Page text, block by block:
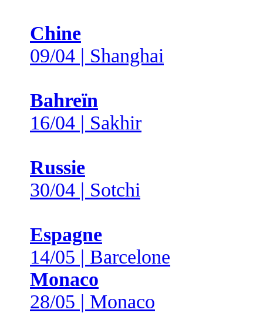
Chine
09/04 | Shanghai
Bahreïn
16/04 | Sakhir
Russie
30/04 | Sotchi
Espagne
14/05 | Barcelone
Monaco
28/05 | Monaco